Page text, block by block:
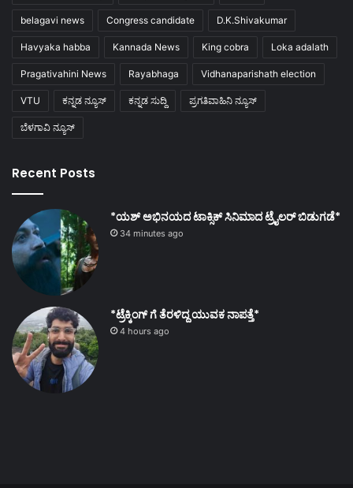
belagavi news Congress candidate D.K.Shivakumar
Havyaka habba Kannada News King cobra Loka adalath
Pragativahini News Rayabhaga Vidhanaparishath election
VTU ಕನ್ನಡ ನ್ಯೂಸ್ ಕನ್ನಡ ಸುದ್ದಿ ಪ್ರಗತಿವಾಹಿನಿ ನ್ಯೂಸ್
ಬೆಳಗಾವಿ ನ್ಯೂಸ್
Recent Posts
*ಯಶ್ ಅಭಿನಯದ ಟಾಕ್ಸಿಕ್ ಸಿನಿಮಾದ ಟ್ರೈಲರ್ ಬಿಡುಗಡೆ*
34 minutes ago
*ಟ್ರೆಕ್ಕಿಂಗ್ ಗೆ ತೆರಳಿದ್ದ ಯುವಕ ನಾಪತ್ತೆ*
4 hours ago